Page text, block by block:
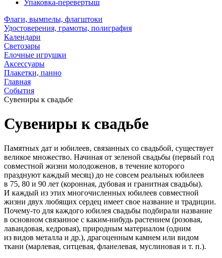
Упаковка-перевертыш
Флаги, вымпелы, флагштоки
Удостоверения, грамоты, полиграфия
Календари
Светозары
Елочные игрушки
Аксессуары
Плакетки, панно
Главная
События
Сувениры к свадьбе
Сувениры к свадьбе
Памятных дат и юбилеев, связанных со свадьбой, существует
великое множество. Начиная от зеленой свадьбы (первый год
совместной жизни молодоженов, в течение которого
празднуют каждый месяц) до не совсем реальных юбилеев
в 75, 80 и 90 лет (коронная, дубовая и гранитная свадьбы).
И каждый из этих многочисленных юбилеев совместной
жизни двух любящих сердец имеет свое название и традиции.
Почему-то для каждого юбилея свадьбы подбирали название
в основном связанное с каким-нибудь растением (розовая,
лавандовая, кедровая), природным материалом (одним
из видов металла и др.), драгоценным камнем или видом
ткани (марлевая, ситцевая, фланелевая, муслиновая и т. п.).